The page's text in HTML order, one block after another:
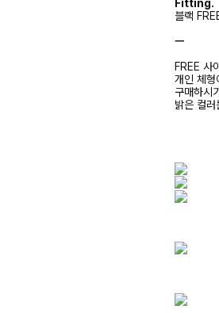
Fitting.
블랙
ㅡ
FREE 사
개인 체형
구매하시
밝은 컬